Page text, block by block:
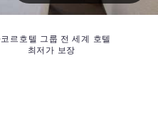
코르호텔 그룹 전 세계 호텔
최저가 보장